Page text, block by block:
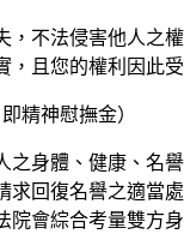
，不法侵害他人
且您的權利因此
精神慰撫金）
之身體、健康、
求回復名譽之適當
會綜合考量雙方